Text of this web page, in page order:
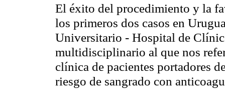
El éxito del procedimiento y la
los primeros dos casos en
Universitario - Hospital de
multidisciplinario al que nos
clínica de pacientes portadores
riesgo de sangrado con